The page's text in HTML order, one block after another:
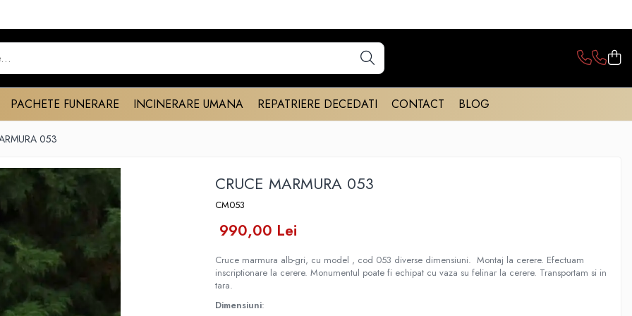
PACHETE FUNERARE INCINERARE UMANA REPATRIERE DECEDATI CONTACT BLOG
053
CRUCE MARMURA 053
CM053
990,00 Lei
Cruce marmura alb-gri, cu model , cod 053 diverse dimensiuni. Montaj la cerere. Efectuam
inscriptionare la cerere. Monumentul poate fi echipat cu vaza su felinar la cerere. Transportam si in
tara.
Dimensiuni: